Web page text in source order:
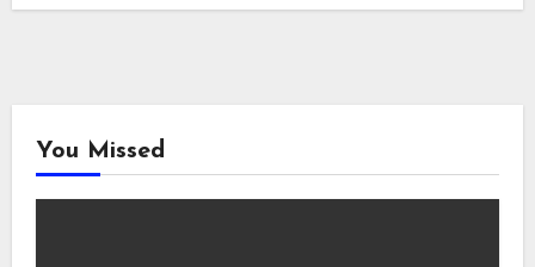
You Missed